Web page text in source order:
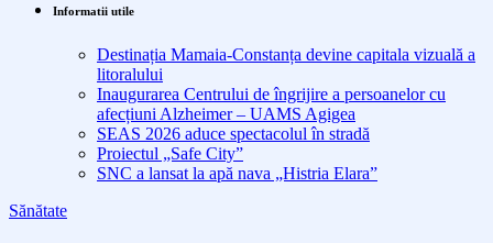
Informatii utile
Destinația Mamaia-Constanța devine capitala vizuală a
litoralului
Inaugurarea Centrului de îngrijire a persoanelor cu
afecțiuni Alzheimer – UAMS Agigea
SEAS 2026 aduce spectacolul în stradă
Proiectul „Safe City”
SNC a lansat la apă nava „Histria Elara”
Sănătate